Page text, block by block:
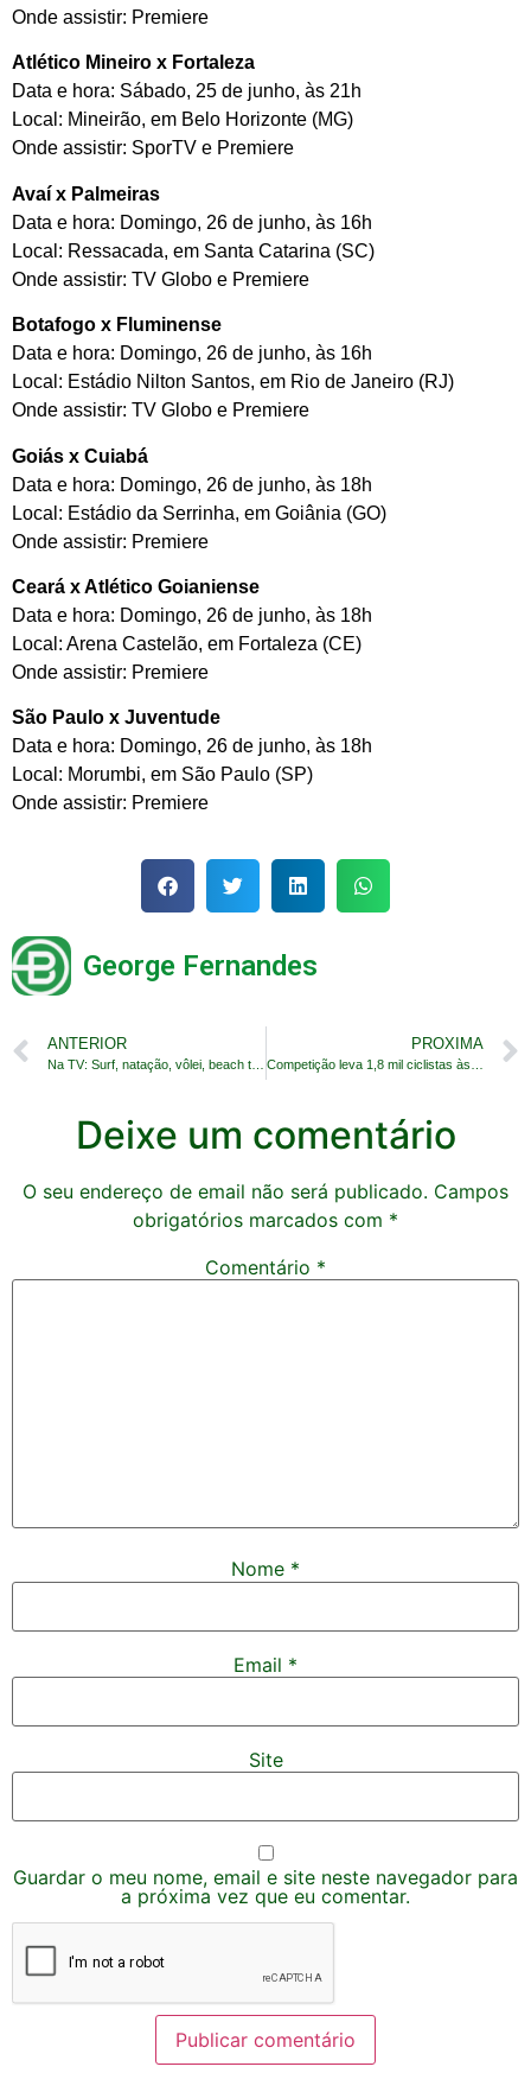
Onde assistir: Premiere
Atlético Mineiro x Fortaleza
Data e hora: Sábado, 25 de junho, às 21h
Local: Mineirão, em Belo Horizonte (MG)
Onde assistir: SporTV e Premiere
Avaí x Palmeiras
Data e hora: Domingo, 26 de junho, às 16h
Local: Ressacada, em Santa Catarina (SC)
Onde assistir: TV Globo e Premiere
Botafogo x Fluminense
Data e hora: Domingo, 26 de junho, às 16h
Local: Estádio Nilton Santos, em Rio de Janeiro (RJ)
Onde assistir: TV Globo e Premiere
Goiás x Cuiabá
Data e hora: Domingo, 26 de junho, às 18h
Local: Estádio da Serrinha, em Goiânia (GO)
Onde assistir: Premiere
Ceará x Atlético Goianiense
Data e hora: Domingo, 26 de junho, às 18h
Local: Arena Castelão, em Fortaleza (CE)
Onde assistir: Premiere
São Paulo x Juventude
Data e hora: Domingo, 26 de junho, às 18h
Local: Morumbi, em São Paulo (SP)
Onde assistir: Premiere
George Fernandes
ANTERIOR PROXIMA
Deixe um comentário
O seu endereço de email não será publicado. Campos
obrigatórios marcados com *
Comentário *
Nome *
Email *
Site
Guardar o meu nome, email e site neste navegador para
a próxima vez que eu comentar.